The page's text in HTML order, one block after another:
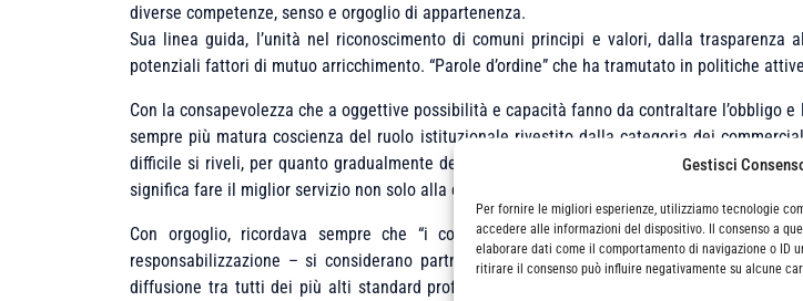
Gestisci
Per fornire le migliori esperienze, utilizziamo tecnologie
accedere alle informazioni del dispositivo. Il consenso a
elaborare dati come il comportamento di navigazione o ID
ritirare il consenso può influire negativamente su alcune
diverse competenze, senso e orgoglio di appartenenza.
Sua linea guida, l’unità nel riconoscimento di comuni principi e valori, dalla
potenziali fattori di mutuo arricchimento. “Parole d’ordine” che ha tramutato in politiche
Con la consapevolezza che a oggettive possibilità e capacità fanno da contraltare l’obbligo
sempre più matura coscienza del ruolo istituzionale rivestito dalla categoria dei
difficile si riveli, per quanto gradualmente debba svolgersi, resta un obbligo ineludibile.
significa fare il miglior servizio non solo alla comunità attuale e a quella cui passeremo le
Con orgoglio, ricordava sempre che “i commercialisti catanesi hanno fatto questa
responsabilizzazione – si considerano partner del proprio territorio. E, infatti, hanno
diffusione tra tutti dei più alti standard professionali ben prima che la crisi